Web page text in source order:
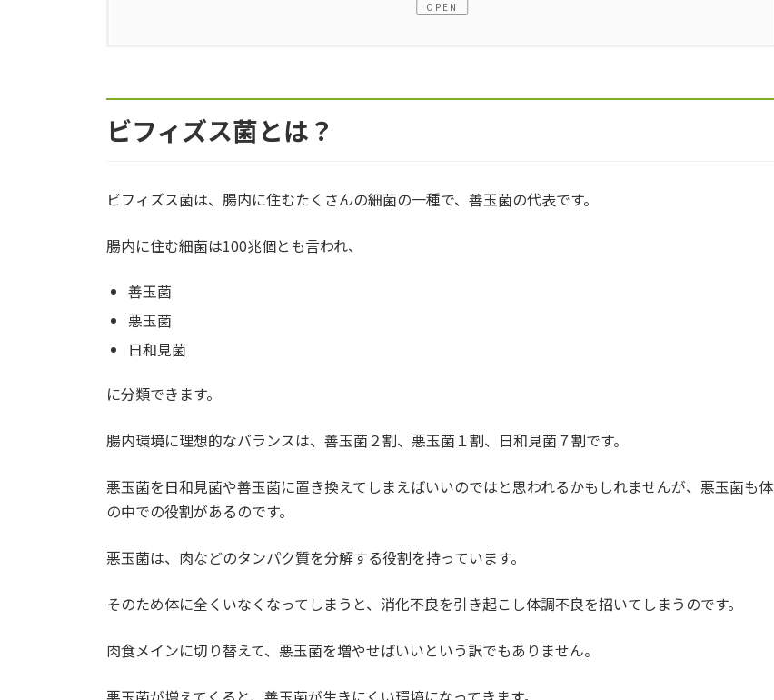
3. ビフィズス菌が含まれる食べ物
4.ビフィズス菌を増やす栄養素
4.1.オリゴ糖
4.2.食物繊維
5.ビフィズス菌の効果
ビフィズス菌とは？
ビフィズス菌は、腸内に住むたくさんの細菌の一種で、善玉菌の代表です。
腸内に住む細菌は100兆個とも言われ、
善玉菌
悪玉菌
日和見菌
に分類できます。
腸内環境に理想的なバランスは、善玉菌２割、悪玉菌１割、日和見菌７割です。
悪玉菌を日和見菌や善玉菌に置き換えてしまえばいいのではと思われるかもしれませんが、悪玉菌も体
の中での役割があるのです。
悪玉菌は、肉などのタンパク質を分解する役割を持っています。
そのため体に全くいなくなってしまうと、消化不良を引き起こし体調不良を招いてしまうのです。
肉食メインに切り替えて、悪玉菌を増やせばいいという訳でもありません。